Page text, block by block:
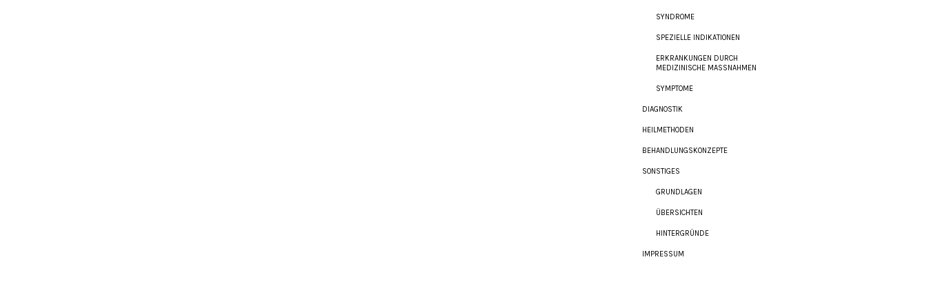
SYNDROME
SPEZIELLE INDIKATIONEN
ERKRANKUNGEN DURCH
MEDIZINISCHE MASSNAHMEN
SYMPTOME
DIAGNOSTIK
HEILMETHODEN
BEHANDLUNGSKONZEPTE
SONSTIGES
GRUNDLAGEN
ÜBERSICHTEN
HINTERGRÜNDE
IMPRESSUM